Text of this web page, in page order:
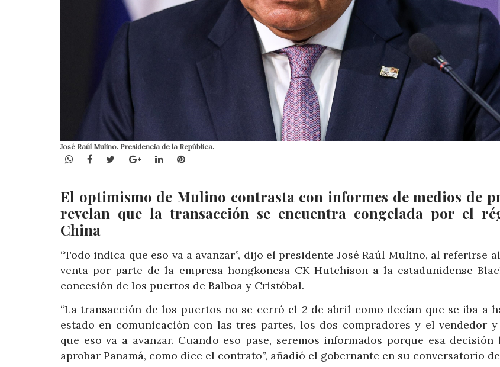
José Raúl Mulino. Presidencia de la República.
WhatsApp
Facebook
TwitterGoogle+LinkedInPinterest
El optimismo de Mulino contrasta con informes de medios de
revelan que la transacción se encuentra congelada por el
China
“Todo indica que eso va a avanzar”, dijo el presidente José Raúl Mulino, al referirse
venta por parte de la empresa hongkonesa CK Hutchison a la estadunidense
concesión de los puertos de Balboa y Cristóbal.
“La transacción de los puertos no se cerró el 2 de abril como decían que se iba a
estado en comunicación con las tres partes, los dos compradores y el vendedor
que eso va a avanzar. Cuando eso pase, seremos informados porque esa
aprobar Panamá, como dice el contrato”, añadió el gobernante en su conversatorio